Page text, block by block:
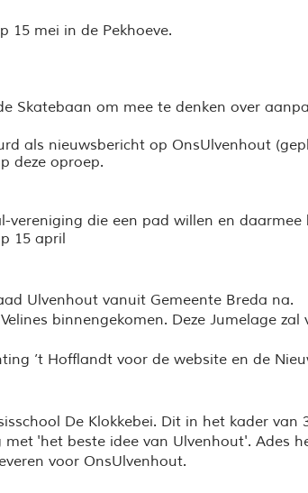
15 mei in de Pekhoeve.
Skatebaan om mee te denken over
als nieuwsbericht op OnsUlvenhout
deze oproep.
die een pad willen en
15 april
Ulvenhout vanuit Gemeente Breda na.
binnengekomen. Deze Jumelage
’t Hofflandt voor de website en de
De Klokkebei. Dit in het kader
met 'het beste idee van Ulvenhout'. Ades
voor OnsUlvenhout.